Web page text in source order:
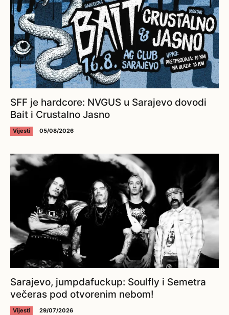
SFF je hardcore: NVGUS u Sarajevo dovodi
Bait i Crustalno Jasno
Vijesti 05/08/2026
Sarajevo, jumpdafuckup: Soulfly i Semetra
večeras pod otvorenim nebom!
Vijesti 29/07/2026